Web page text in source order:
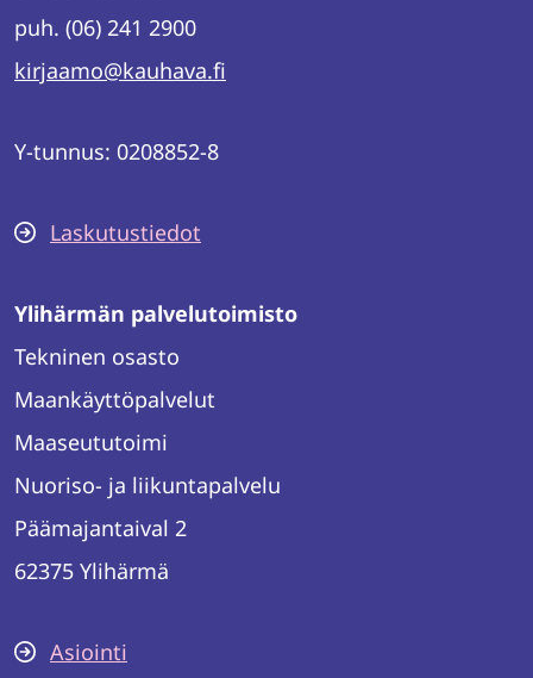
puh. (06) 241 2900
kirjaamo@kauhava.fi
Y-tunnus: 0208852-8
Laskutustiedot
Ylihärmän palvelutoimisto
Tekninen osasto
Maankäyttöpalvelut
Maaseututoimi
Nuoriso- ja liikuntapalvelu
Päämajantaival 2
62375 Ylihärmä
Asiointi